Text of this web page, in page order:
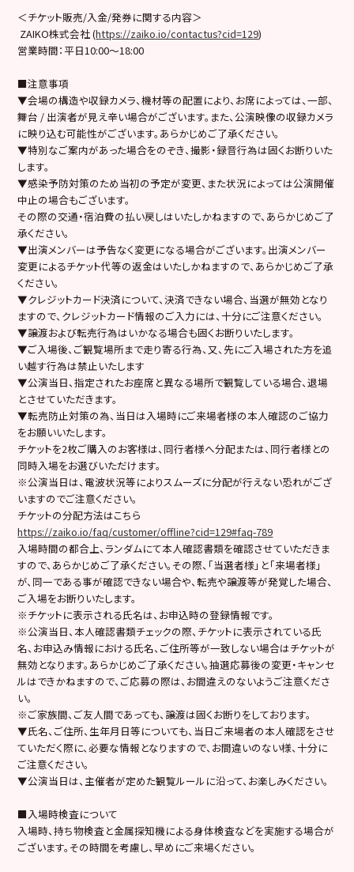
＜チケット販売/入金/発券に関する内容＞
ZAIKO株式会社 (https://zaiko.io/contactus?cid=129)
営業時間：平日10:00～18:00
■注意事項
▼会場の構造や収録カメラ、機材等の配置により、お席によっては、一部、
舞台 / 出演者が見え辛い場合がございます。また、公演映像の収録カメラ
に映り込む可能性がございます。あらかじめご了承ください。
▼特別なご案内があった場合をのぞき、撮影・録音行為は固くお断りいた
します。
▼感染予防対策のため当初の予定が変更、また状況によっては公演開催
中止の場合もございます。
その際の交通・宿泊費の払い戻しはいたしかねますので、あらかじめご了
承ください。
▼出演メンバーは予告なく変更になる場合がございます。出演メンバー
変更によるチケット代等の返金はいたしかねますので、あらかじめご了承
ください。
▼クレジットカード決済について、決済できない場合、当選が無効となり
ますので、クレジットカード情報のご入力には、十分にご注意ください。
▼譲渡および転売行為はいかなる場合も固くお断りいたします。
▼ご入場後、ご観覧場所まで走り寄る行為、又、先にご入場された方を追
い越す行為は禁止いたします
▼公演当日、指定されたお座席と異なる場所で観覧している場合、退場
とさせていただきます。
▼転売防止対策の為、当日は入場時にご来場者様の本人確認のご協力
をお願いいたします。
チケットを2枚ご購入のお客様は、同行者様へ分配または、同行者様との
同時入場をお選びいただけます。
※公演当日は、電波状況等によりスムーズに分配が行えない恐れがござ
いますのでご注意ください。
チケットの分配方法はこちら
https://zaiko.io/faq/customer/offline?cid=129#faq-789
入場時間の都合上、ランダムにて本人確認書類を確認させていただきま
すので、あらかじめご了承ください。その際、「当選者様」と「来場者様」
が、同一である事が確認できない場合や、転売や譲渡等が発覚した場合、
ご入場をお断りいたします。
※チケットに表示される氏名は、お申込時の登録情報です。
※公演当日、本人確認書類チェックの際、チケットに表示されている氏
名、お申込み情報における氏名、ご住所等が一致しない場合はチケットが
無効となります。あらかじめご了承ください。抽選応募後の変更・キャンセ
ルはできかねますので、ご応募の際は、お間違えのないようご注意くださ
い。
※ご家族間、ご友人間であっても、譲渡は固くお断りをしております。
▼氏名、ご住所、生年月日等についても、当日ご来場者の本人確認をさせ
ていただく際に、必要な情報となりますので、お間違いのない様、十分に
ご注意ください。
▼公演当日は、主催者が定めた観覧ルールに沿って、お楽しみください。
■入場時検査について
入場時、持ち物検査と金属探知機による身体検査などを実施する場合が
ございます。その時間を考慮し、早めにご来場ください。